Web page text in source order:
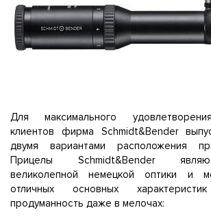
Для максимального
клиентов фирма Schmidt&Bender
двумя вариантами расположения
Прицелы Schmidt&Bender
великолепной немецкой оптики и
отличных основных
продуманность даже в мелочах: